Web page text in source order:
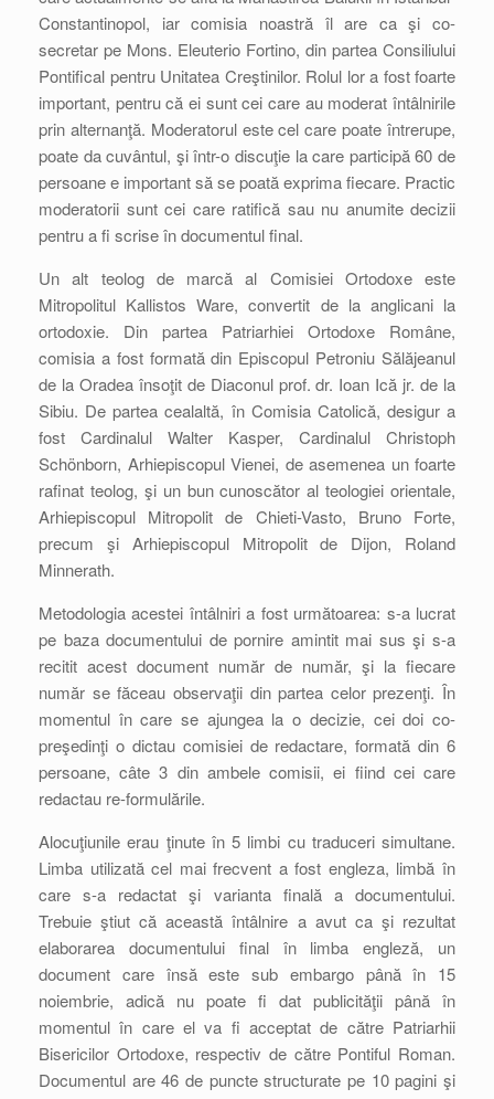
Constantinopol, iar comisia noastră îl are ca şi co-
secretar pe Mons. Eleuterio Fortino, din partea Consiliului
Pontifical pentru Unitatea Creştinilor. Rolul lor a fost foarte
important, pentru că ei sunt cei care au moderat întâlnirile
prin alternanţă. Moderatorul este cel care poate întrerupe,
poate da cuvântul, şi într-o discuţie la care participă 60 de
persoane e important să se poată exprima fiecare. Practic
moderatorii sunt cei care ratifică sau nu anumite decizii
pentru a fi scrise în documentul final.
Un alt teolog de marcă al Comisiei Ortodoxe este
Mitropolitul Kallistos Ware, convertit de la anglicani la
ortodoxie. Din partea Patriarhiei Ortodoxe Române,
comisia a fost formată din Episcopul Petroniu Sălăjeanul
de la Oradea însoţit de Diaconul prof. dr. Ioan Ică jr. de la
Sibiu. De partea cealaltă, în Comisia Catolică, desigur a
fost Cardinalul Walter Kasper, Cardinalul Christoph
Schönborn, Arhiepiscopul Vienei, de asemenea un foarte
rafinat teolog, şi un bun cunoscător al teologiei orientale,
Arhiepiscopul Mitropolit de Chieti-Vasto, Bruno Forte,
precum şi Arhiepiscopul Mitropolit de Dijon, Roland
Minnerath.
Metodologia acestei întâlniri a fost următoarea: s-a lucrat
pe baza documentului de pornire amintit mai sus şi s-a
recitit acest document număr de număr, şi la fiecare
număr se făceau observaţii din partea celor prezenţi. În
momentul în care se ajungea la o decizie, cei doi co-
preşedinţi o dictau comisiei de redactare, formată din 6
persoane, câte 3 din ambele comisii, ei fiind cei care
redactau re-formulările.
Alocuţiunile erau ţinute în 5 limbi cu traduceri simultane.
Limba utilizată cel mai frecvent a fost engleza, limbă în
care s-a redactat şi varianta finală a documentului.
Trebuie ştiut că această întâlnire a avut ca şi rezultat
elaborarea documentului final în limba engleză, un
document care însă este sub embargo până în 15
noiembrie, adică nu poate fi dat publicităţii până în
momentul în care el va fi acceptat de către Patriarhii
Bisericilor Ortodoxe, respectiv de către Pontiful Roman.
Documentul are 46 de puncte structurate pe 10 pagini şi